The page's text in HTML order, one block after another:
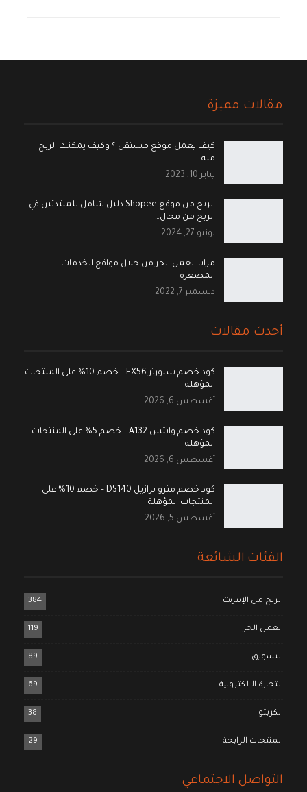
مقالات مميزة
كيف يعمل موقع مستقل ؟ وكيف يمكنك الربح
منه
يناير 10, 2023
الربح من موقع Shopee دليل شامل للمبتدئين في
الربح من مجال…
يونيو 27, 2024
مزايا العمل الحر من خلال مواقع الخدمات
المصغرة
ديسمبر 7, 2022
أحدث مقالات
كود خصم سبورتر EX56 – خصم 10% على المنتجات
المؤهلة
أغسطس 6, 2026
كود خصم وايتس A132 – خصم 5% على المنتجات
المؤهلة
أغسطس 6, 2026
كود خصم مترو برازيل DS140 – خصم 10% على
المنتجات المؤهلة
أغسطس 5, 2026
الفئات الشائعة
الربح من الإنترنت 384
العمل الحر 119
التسويق 89
التجارة الالكترونية 69
الكربتو 38
المنتجات الرابحة 29
التواصل الاجتماعي